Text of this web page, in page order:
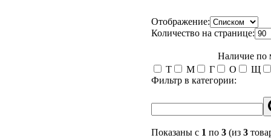
Отображение:
Количество на странице:
Наличие по
Т
М Г О
Щ
Фильтр в категории:
Показаны с 1 по 3 (из 3